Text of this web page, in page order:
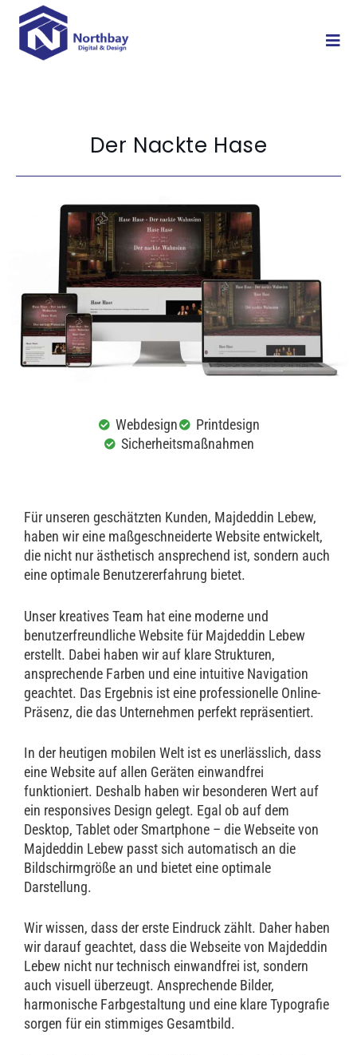
Der Nackte Hase
Webdesign
Printdesign
Sicherheitsmaßnahmen
Für unseren geschätzten Kunden, Majdeddin Lebew,
haben wir eine maßgeschneiderte Website entwickelt,
die nicht nur ästhetisch ansprechend ist, sondern auch
eine optimale Benutzererfahrung bietet.
Unser kreatives Team hat eine moderne und
benutzerfreundliche Website für Majdeddin Lebew
erstellt. Dabei haben wir auf klare Strukturen,
ansprechende Farben und eine intuitive Navigation
geachtet. Das Ergebnis ist eine professionelle Online-
Präsenz, die das Unternehmen perfekt repräsentiert.
In der heutigen mobilen Welt ist es unerlässlich, dass
eine Website auf allen Geräten einwandfrei
funktioniert. Deshalb haben wir besonderen Wert auf
ein responsives Design gelegt. Egal ob auf dem
Desktop, Tablet oder Smartphone – die Webseite von
Majdeddin Lebew passt sich automatisch an die
Bildschirmgröße an und bietet eine optimale
Darstellung.
Wir wissen, dass der erste Eindruck zählt. Daher haben
wir darauf geachtet, dass die Webseite von Majdeddin
Lebew nicht nur technisch einwandfrei ist, sondern
auch visuell überzeugt. Ansprechende Bilder,
harmonische Farbgestaltung und eine klare Typografie
sorgen für ein stimmiges Gesamtbild.